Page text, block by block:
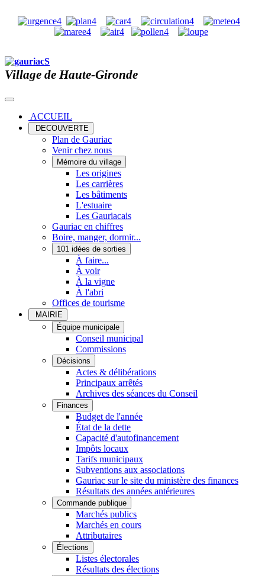
Village de Haute-Gironde
ACCUEIL
DECOUVERTE
Plan de Gauriac
Venir chez nous
Mémoire du village
Les origines
Les carrières
Les bâtiments
L'estuaire
Les Gauriacais
Gauriac en chiffres
Boire, manger, dormir...
101 idées de sorties
À faire...
À voir
À la vigne
À l'abri
Offices de tourisme
MAIRIE
Équipe municipale
Conseil municipal
Commissions
Décisions
Actes & délibérations
Principaux arrêtés
Archives des séances du Conseil
Finances
Budget de l'année
État de la dette
Capacité d'autofinancement
Impôts locaux
Tarifs municipaux
Subventions aux associations
Gauriac sur le site du ministère des finances
Résultats des années antérieures
Commande publique
Marchés publics
Marchés en cours
Attributaires
Élections
Listes électorales
Résultats des élections